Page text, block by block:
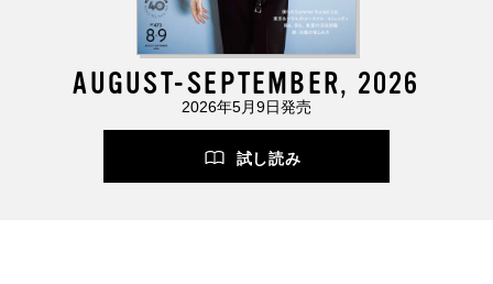
AUGUST-SEPTEMBER, 2026
2026年5月9日発売
試し読み